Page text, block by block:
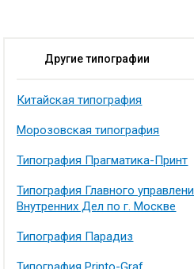
Другие типографии
Китайская типография
Морозовская типография
Типография Прагматика-Принт
Типография Главного
Внутренних Дел по г. Москве
Типография Парадиз